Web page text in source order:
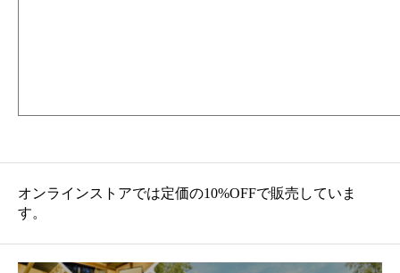
オンラインストアでは定価の10%OFFで販売していま
す。